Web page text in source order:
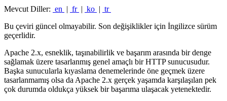
Mevcut Diller: en | fr | ko | tr
Bu çeviri güncel olmayabilir. Son değişiklikler için İngilizce sürüm
geçerlidir.
Apache 2.x, esneklik, taşınabilirlik ve başarım arasında bir denge
sağlamak üzere tasarlanmış genel amaçlı bir HTTP sunucusudur.
Başka sunucularla kıyaslama denemelerinde öne geçmek üzere
tasarlanmamış olsa da Apache 2.x gerçek yaşamda karşılaşılan pek
çok durumda oldukça yüksek bir başarıma ulaşacak yetenektedir.